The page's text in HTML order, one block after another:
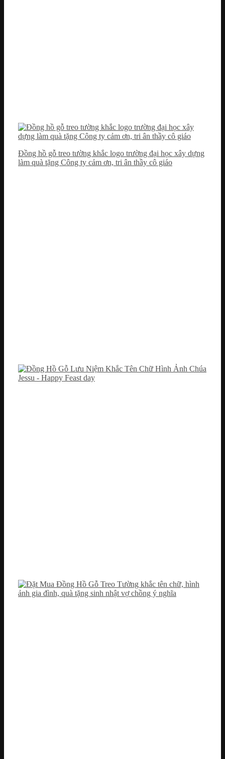
Đồng hồ gỗ treo tường khắc logo trường đại học xây dựng
làm quà tặng Công ty cảm ơn, tri ân thầy cô giáo